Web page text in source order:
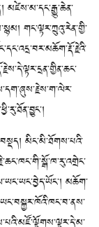
མཛེས་མ་དང་རྒྱུ་ཆེན་
གང་ལྟར་ཀྲུའུ་རེན་གྱི་
མིང་མི་ཐོགས་པའི་
མཆོག་